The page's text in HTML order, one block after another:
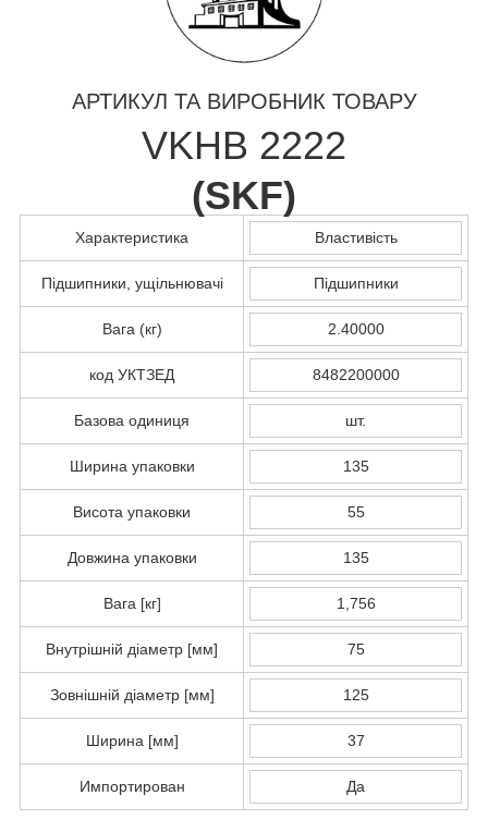
АРТИКУЛ ТА ВИРОБНИК ТОВАРУ
VKHB 2222
(SKF)
Характеристика Властивість
Підшипники, ущільнювачі Підшипники
Вага (кг) 2.40000
код УКТЗЕД 8482200000
Базова одиниця шт.
Ширина упаковки 135
Висота упаковки 55
Довжина упаковки 135
Вага [кг] 1,756
Внутрішній діаметр [мм] 75
Зовнішній діаметр [мм] 125
Ширина [мм] 37
Импортирован Да